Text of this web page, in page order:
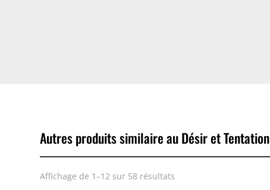
Autres produits similaire au Désir et Tentation
Affichage de 1–12 sur 58 résultats